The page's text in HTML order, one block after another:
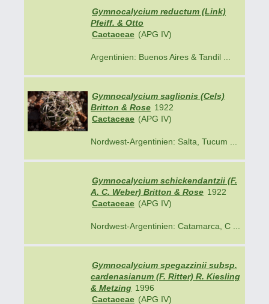
Gymnocalycium reductum (Link)
Pfeiff. & Otto
Cactaceae (APG IV)
Argentinien: Buenos Aires & Tandil ...
Gymnocalycium saglionis (Cels)
Britton & Rose 1922
Cactaceae (APG IV)
Nordwest-Argentinien: Salta, Tucum ...
Gymnocalycium schickendantzii (F.
A. C. Weber) Britton & Rose 1922
Cactaceae (APG IV)
Nordwest-Argentinien: Catamarca, C ...
Gymnocalycium spegazzinii subsp.
cardenasianum (F. Ritter) R. Kiesling
& Metzing 1996
Cactaceae (APG IV)